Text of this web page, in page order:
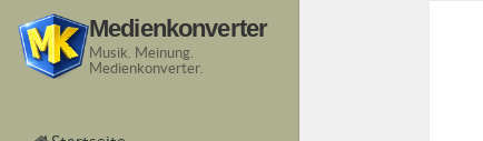
Medienkonverter
Musik. Meinung.
Medienkonverter.